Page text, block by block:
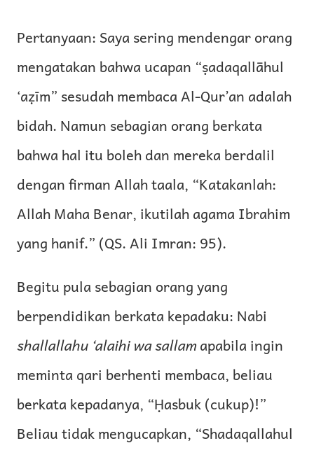
Pertanyaan: Saya sering mendengar orang
mengatakan bahwa ucapan “ṣadaqallāhul
‘aẓīm” sesudah membaca Al-Qur’an adalah
bidah. Namun sebagian orang berkata
bahwa hal itu boleh dan mereka berdalil
dengan firman Allah taala, “Katakanlah:
Allah Maha Benar, ikutilah agama Ibrahim
yang hanif.” (QS. Ali Imran: 95).
Begitu pula sebagian orang yang
berpendidikan berkata kepadaku: Nabi
shallallahu ‘alaihi wa sallamapabila ingin
meminta qari berhenti membaca, beliau
berkata kepadanya, “Ḥasbuk (cukup)!”
Beliau tidak mengucapkan, “Shadaqallahul